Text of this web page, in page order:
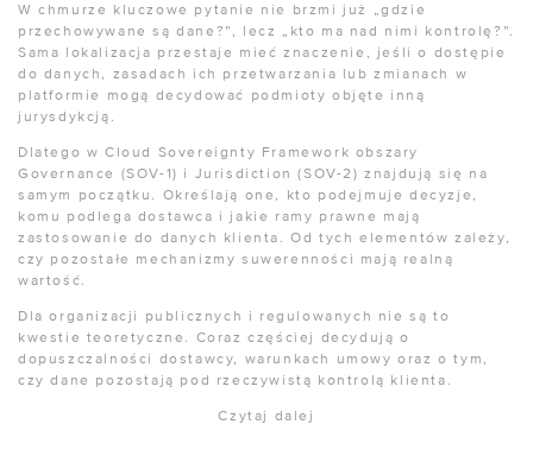
W chmurze kluczowe pytanie nie brzmi już „gdzie
przechowywane są dane?”, lecz „kto ma nad nimi kontrolę?”.
Sama lokalizacja przestaje mieć znaczenie, jeśli o dostępie
do danych, zasadach ich przetwarzania lub zmianach w
platformie mogą decydować podmioty objęte inną
jurysdykcją.
Dlatego w Cloud Sovereignty Framework obszary
Governance (SOV-1) i Jurisdiction (SOV-2) znajdują się na
samym początku. Określają one, kto podejmuje decyzje,
komu podlega dostawca i jakie ramy prawne mają
zastosowanie do danych klienta. Od tych elementów zależy,
czy pozostałe mechanizmy suwerenności mają realną
wartość.
Dla organizacji publicznych i regulowanych nie są to
kwestie teoretyczne. Coraz częściej decydują o
dopuszczalności dostawcy, warunkach umowy oraz o tym,
czy dane pozostają pod rzeczywistą kontrolą klienta.
Czytaj dalej